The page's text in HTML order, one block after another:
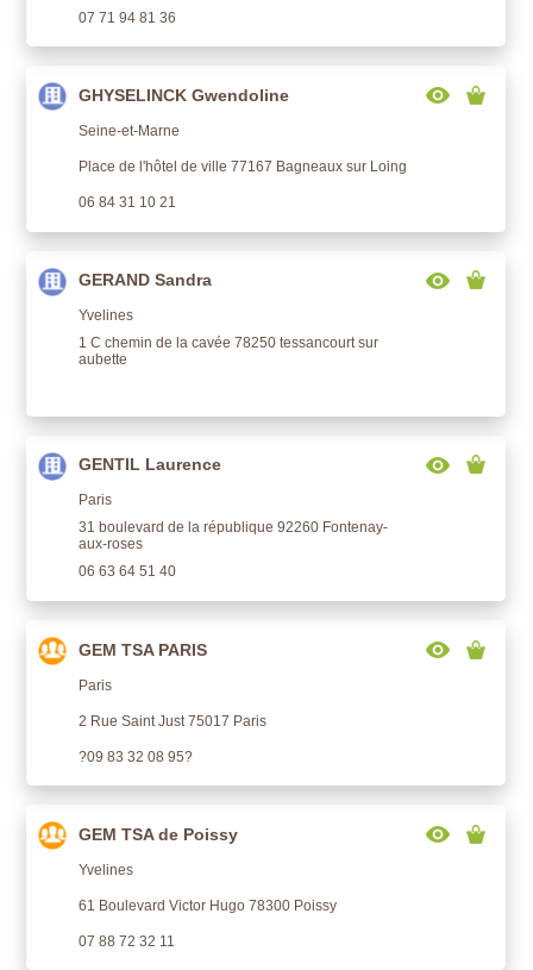
07 71 94 81 36
GHYSELINCK Gwendoline
Seine-et-Marne
Place de l'hôtel de ville 77167 Bagneaux sur Loing
06 84 31 10 21
GERAND Sandra
Yvelines
1 C chemin de la cavée 78250 tessancourt sur
aubette
GENTIL Laurence
Paris
31 boulevard de la république 92260 Fontenay-
aux-roses
06 63 64 51 40
GEM TSA PARIS
Paris
2 Rue Saint Just 75017 Paris
?09 83 32 08 95?
GEM TSA de Poissy
Yvelines
61 Boulevard Victor Hugo 78300 Poissy
07 88 72 32 11